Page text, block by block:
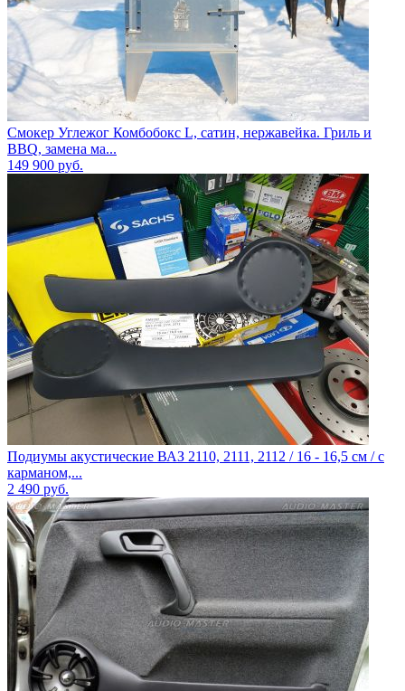
Смокер Углежог Комбобокс L, сатин, нержавейка. Гриль и
BBQ, замена ма...
149 900 руб.
Подиумы акустические ВАЗ 2110, 2111, 2112 / 16 - 16,5 см / с
карманом,...
2 490 руб.